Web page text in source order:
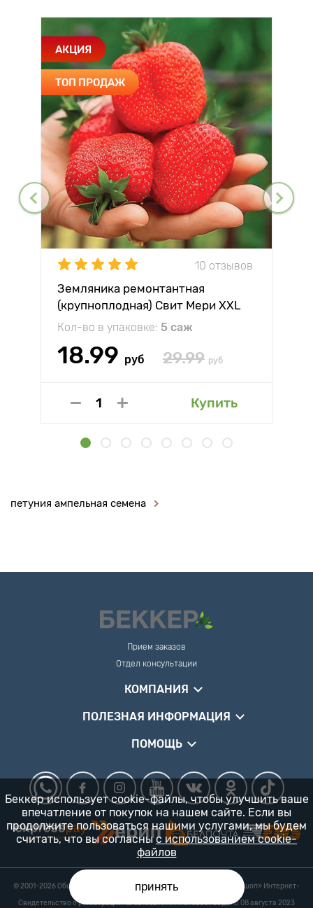
АКЦИЯ
ТОП ПРОДАЖ
10 отзывов
Земляника ремонтантная
(крупноплодная) Свит Мери XXL
Кол-во в упаковке: 5 саж
18.99 руб 29.99 руб
Купить
петуния ампельная семена
Прием заказов
Отдел консультации
КОМПАНИЯ
ПОЛЕЗНАЯ ИНФОРМАЦИЯ
ПОМОЩЬ
© 2001-2026 Общество с ограниченной ответственностью «Гарденшоп» Интернет-
магазин «БЕККЕР™» 24/7
Свидетельство о регистрации № 0218821 УНП 193702687 выдано 08 августа 2023
Беккер использует cookie-файлы, чтобы улучшить ваше
впечатление от покупок на нашем сайте. Если вы
продолжите пользоваться нашими услугами, мы будем
считать, что вы согласны с использованием cookie-
файлов
принять